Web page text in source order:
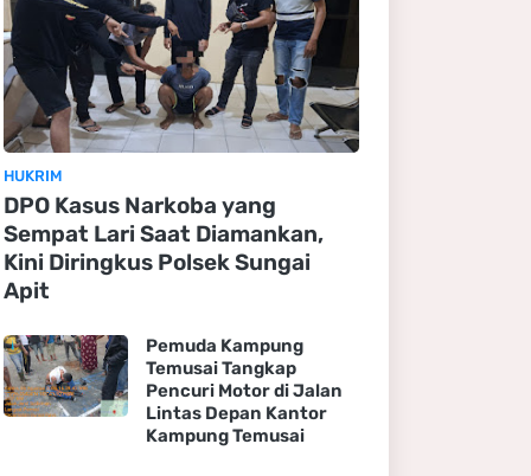
HUKRIM
DPO Kasus Narkoba yang
Sempat Lari Saat Diamankan,
Kini Diringkus Polsek Sungai
Apit
Pemuda Kampung
Temusai Tangkap
Pencuri Motor di Jalan
Lintas Depan Kantor
Kampung Temusai